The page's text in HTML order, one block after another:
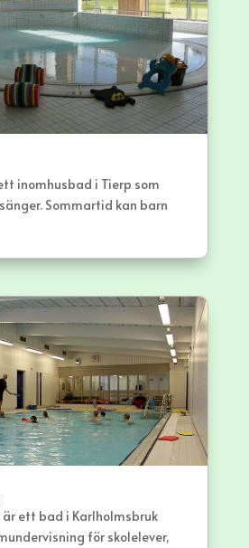
inomhusbad i Tierp som
Sommartid kan barn
bassäng utomhus.
ett bad i Karlholmsbruk
för skolelever,